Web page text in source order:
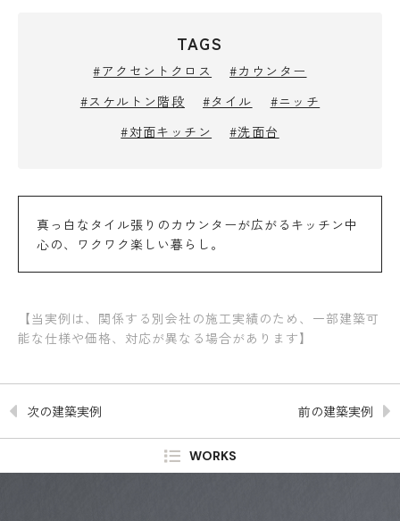
TAGS
#アクセントクロス
#カウンター
#スケルトン階段
#タイル
#ニッチ
#対面キッチン
#洗面台
真っ白なタイル張りのカウンターが広がるキッチン中
心の、ワクワク楽しい暮らし。
【当実例は、関係する別会社の施工実績のため、一部建築可
能な仕様や価格、対応が異なる場合があります】
次の建築実例 前の建築実例
WORKS